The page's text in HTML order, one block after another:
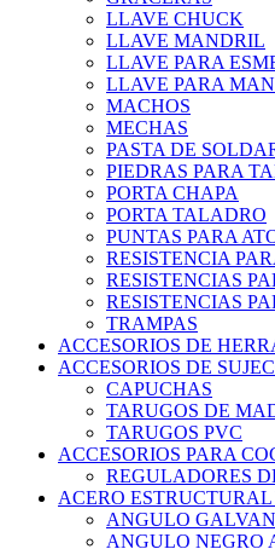
LLAVE CHUCK
LLAVE MANDRIL
LLAVE PARA
LLAVE PARA
MACHOS
MECHAS
PASTA DE
PIEDRAS PARA
PORTA CHAPA
PORTA TALADRO
PUNTAS PARA
RESISTENCIA
RESISTENCIAS
RESISTENCIAS
TRAMPAS
ACCESORIOS DE
ACCESORIOS DE
CAPUCHAS
TARUGOS DE
TARUGOS PVC
ACCESORIOS PARA
REGULADORES
ACERO
ANGULO
ANGULO NEGRO